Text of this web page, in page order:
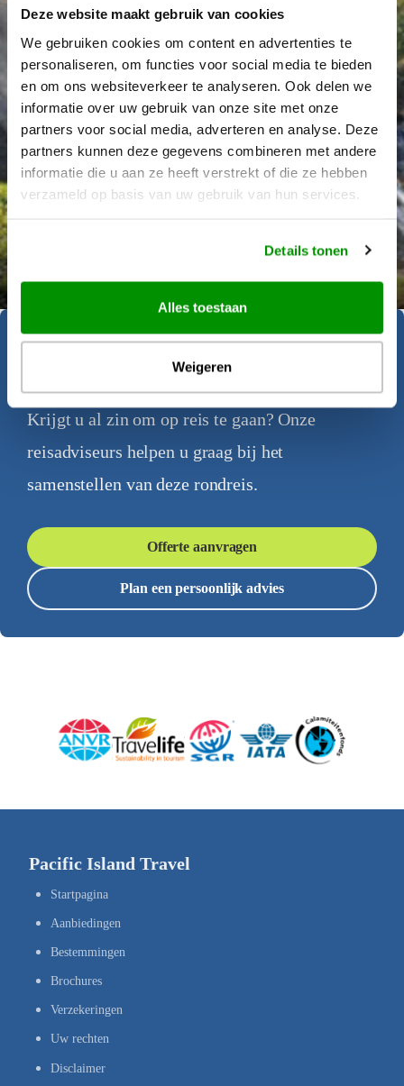
Deze website maakt gebruik van cookies
We gebruiken cookies om content en advertenties te
personaliseren, om functies voor social media te bieden
en om ons websiteverkeer te analyseren. Ook delen we
informatie over uw gebruik van onze site met onze
partners voor social media, adverteren en analyse. Deze
partners kunnen deze gegevens combineren met andere
informatie die u aan ze heeft verstrekt of die ze hebben
verzameld op basis van uw gebruik van hun services.
Details tonen
Alles toestaan
Weigeren
Geïnspireerd geraakt?
Krijgt u al zin om op reis te gaan? Onze
reisadviseurs helpen u graag bij het
samenstellen van deze rondreis.
Offerte aanvragen
Plan een persoonlijk advies
Pacific Island Travel
Startpagina
Aanbiedingen
Bestemmingen
Brochures
Verzekeringen
Uw rechten
Disclaimer